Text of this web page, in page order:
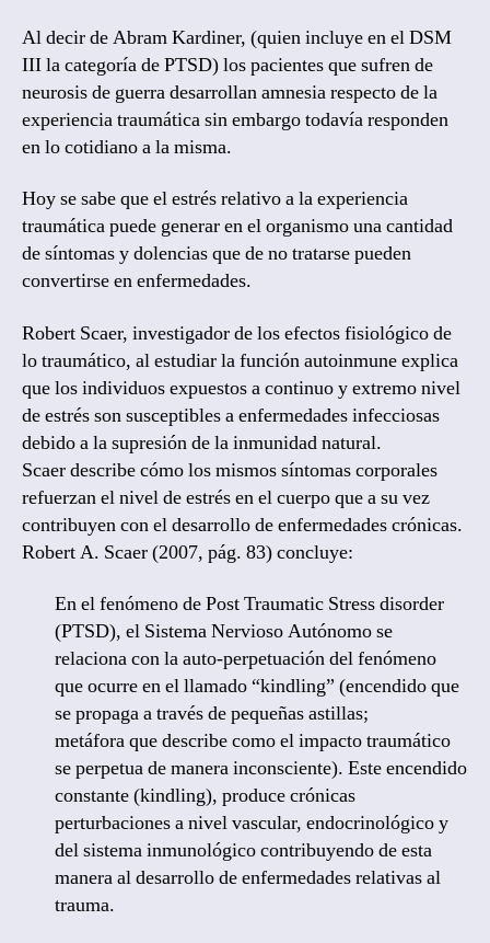
Al decir de Abram Kardiner, (quien incluye en el DSM
III la categoría de PTSD) los pacientes que sufren de
neurosis de guerra desarrollan amnesia respecto de la
experiencia traumática sin embargo todavía responden
en lo cotidiano a la misma.
Hoy se sabe que el estrés relativo a la experiencia
traumática puede generar en el organismo una cantidad
de síntomas y dolencias que de no tratarse pueden
convertirse en enfermedades.
Robert Scaer, investigador de los efectos fisiológico de
lo traumático, al estudiar la función autoinmune explica
que los individuos expuestos a continuo y extremo nivel
de estrés son susceptibles a enfermedades infecciosas
debido a la supresión de la inmunidad natural.
Scaer describe cómo los mismos síntomas corporales
refuerzan el nivel de estrés en el cuerpo que a su vez
contribuyen con el desarrollo de enfermedades crónicas.
Robert A. Scaer (2007, pág. 83) concluye:
En el fenómeno de Post Traumatic Stress disorder
(PTSD), el Sistema Nervioso Autónomo se
relaciona con la auto-perpetuación del fenómeno
que ocurre en el llamado “kindling” (encendido que
se propaga a través de pequeñas astillas;
metáfora que describe como el impacto traumático
se perpetua de manera inconsciente). Este encendido
constante (kindling), produce crónicas
perturbaciones a nivel vascular, endocrinológico y
del sistema inmunológico contribuyendo de esta
manera al desarrollo de enfermedades relativas al
trauma.